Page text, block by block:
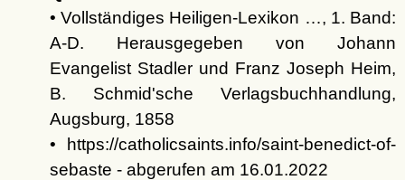
• Vollständiges Heiligen-Lexikon …, 1. Band:
A-D. Herausgegeben von Johann
Evangelist Stadler und Franz Joseph Heim,
B. Schmid'sche Verlagsbuchhandlung,
Augsburg, 1858
• https://catholicsaints.info/saint-benedict-of-
sebaste - abgerufen am 16.01.2022